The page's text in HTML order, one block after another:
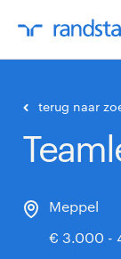
terug naar
Meppel
€ 3.000 -